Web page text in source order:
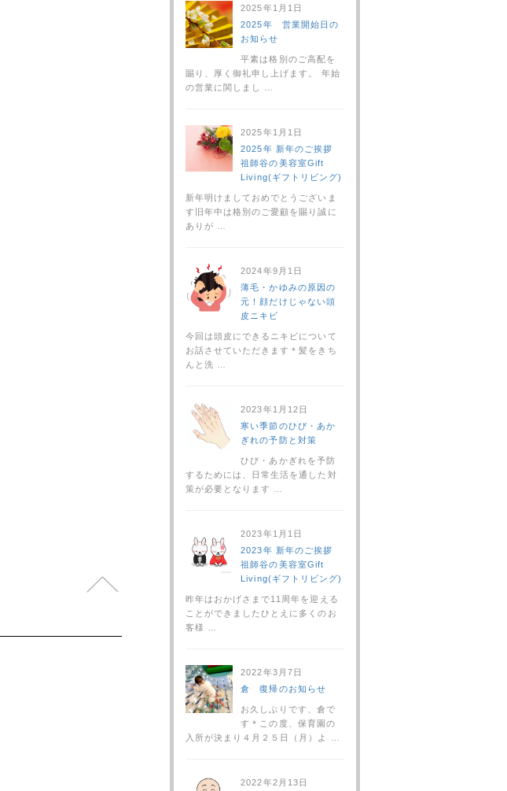
2025年1月1日
2025年 営業開始日の
お知らせ
平素は格別のご高配を
賜り、厚く御礼申し上げます。 年始
の営業に関しまし …
2025年1月1日
2025年 新年のご挨拶
祖師谷の美容室Gift
Living(ギフトリビング)
新年明けましておめでとうございま
す旧年中は格別のご愛顧を賜り誠に
ありが …
2024年9月1日
薄毛・かゆみの原因の
元！顔だけじゃない頭
皮ニキビ
今回は頭皮にできるニキビについて
お話させていただきます＊髪をきち
んと洗 …
2023年1月12日
寒い季節のひび・あか
ぎれの予防と対策
ひび・あかぎれを予防
するためには、日常生活を通した対
策が必要となります …
2023年1月1日
2023年 新年のご挨拶
祖師谷の美容室Gift
Living(ギフトリビング)
昨年はおかげさまで11周年を迎える
ことができましたひとえに多くのお
客様 …
2022年3月7日
倉 復帰のお知らせ
お久しぶりです、倉で
す＊この度、保育園の
入所が決まり４月２５日（月）よ …
2022年2月13日